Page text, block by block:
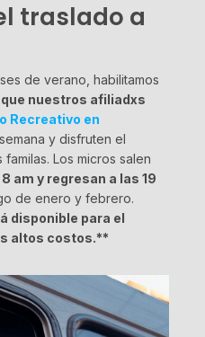
traslado a
de verano, habilitamos
nuestros afiliadxs
Recreativo en
y disfruten el
Los micros salen
am y regresan a las 19
de enero y febrero.
disponible para el
altos costos.**